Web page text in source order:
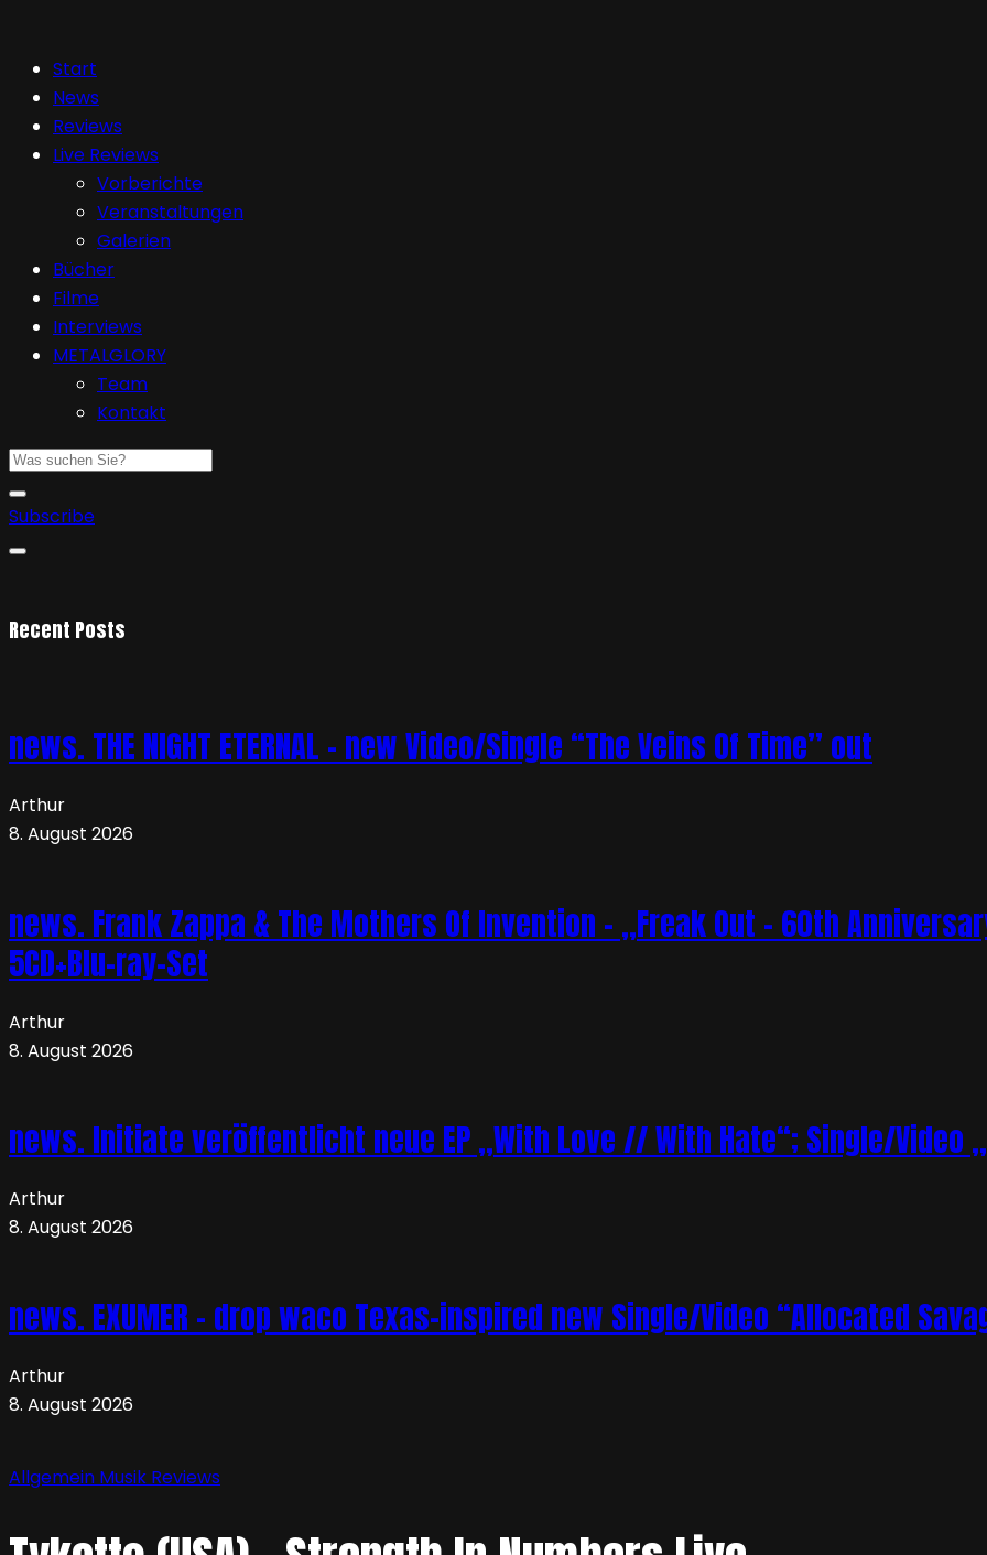
Start
News
Reviews
Live Reviews
Vorberichte
Veranstaltungen
Galerien
Bücher
Filme
Interviews
METALGLORY
Team
Kontakt
Subscribe
Recent Posts
news. THE NIGHT ETERNAL – new Video/Single “The Veins Of Time” out
Arthur
8. August 2026
news. Frank Zappa & The Mothers Of Invention – „Freak Out – 60th
5CD+Blu-ray-Set
Arthur
8. August 2026
news. Initiate veröffentlicht neue EP „With Love // With Hate“; Single/Video
Arthur
8. August 2026
news. EXUMER – drop waco Texas-inspired new Single/Video “Allocated
Arthur
8. August 2026
Allgemein Musik Reviews